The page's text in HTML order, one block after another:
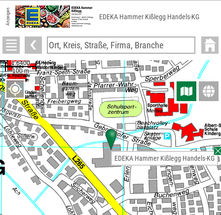
Anzeigen EDEKA Hammer Kißlegg Handels-KG
EDEKA Hammer Kißlegg Handels-KG